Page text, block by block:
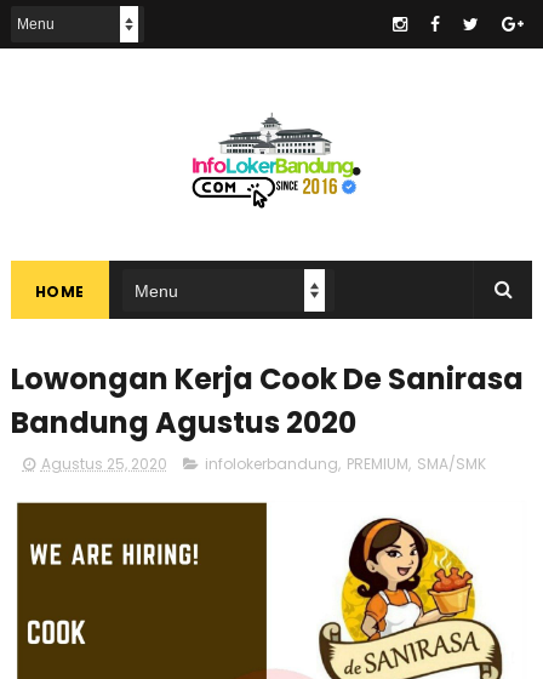
HOME
Lowongan Kerja Cook De Sanirasa
Bandung Agustus 2020
Agustus 25, 2020 infolokerbandung, PREMIUM, SMA/SMK